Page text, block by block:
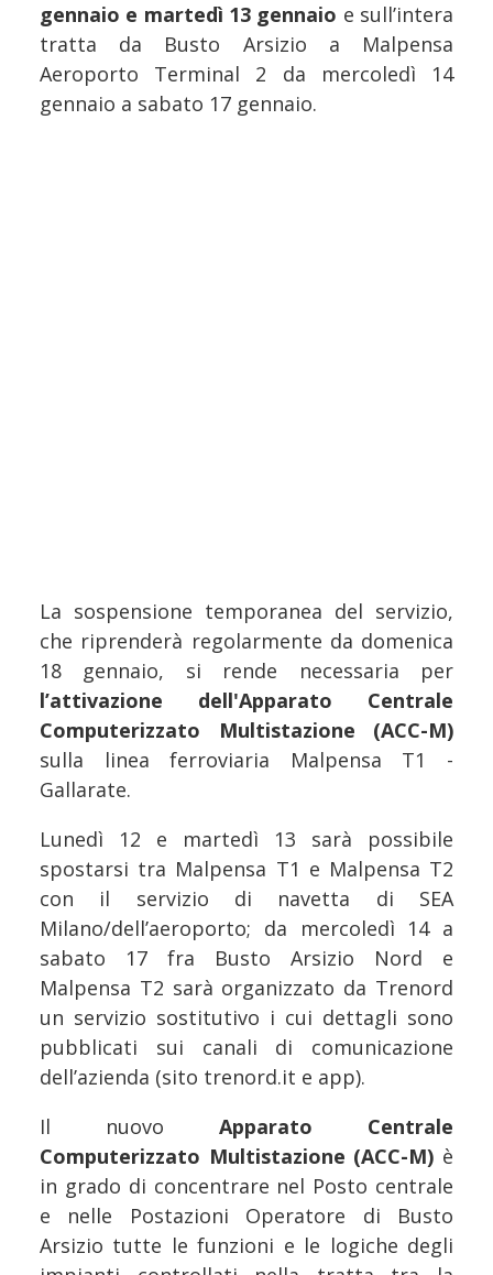
gennaio e martedì 13 gennaio e sull’intera
tratta da Busto Arsizio a Malpensa
Aeroporto Terminal 2 da mercoledì 14
gennaio a sabato 17 gennaio.
La sospensione temporanea del servizio,
che riprenderà regolarmente da domenica
18 gennaio, si rende necessaria per
l’attivazione dell'Apparato Centrale
Computerizzato Multistazione (ACC-M)
sulla linea ferroviaria Malpensa T1 -
Gallarate.
Lunedì 12 e martedì 13 sarà possibile
spostarsi tra Malpensa T1 e Malpensa T2
con il servizio di navetta di SEA
Milano/dell’aeroporto; da mercoledì 14 a
sabato 17 fra Busto Arsizio Nord e
Malpensa T2 sarà organizzato da Trenord
un servizio sostitutivo i cui dettagli sono
pubblicati sui canali di comunicazione
dell’azienda (sito trenord.it e app).
Il nuovo Apparato Centrale
Computerizzato Multistazione (ACC-M) è
in grado di concentrare nel Posto centrale
e nelle Postazioni Operatore di Busto
Arsizio tutte le funzioni e le logiche degli